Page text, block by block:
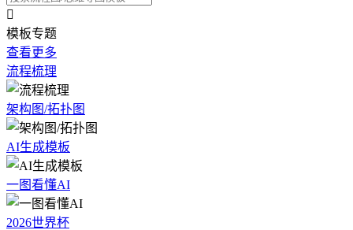

模板专题
查看更多
流程梳理
架构图/拓扑图
AI生成模板
一图看懂AI
2026世界杯